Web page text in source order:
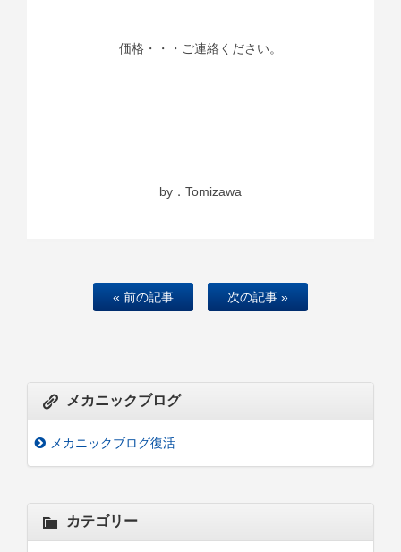
価格・・・ご連絡ください。
by．Tomizawa
« 前の記事 次の記事 »
メカニックブログ
メカニックブログ復活
カテゴリー